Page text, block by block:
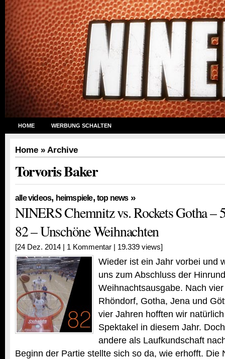
HOME WERBUNG SCHALTEN
Home » Archive
Torvoris Baker
alle videos, heimspiele, top news»
NINERS Chemnitz vs. Rockets Gotha –
82 – Unschöne Weihnachten
[24 Dez. 2014 | 1 Kommentar | 19.339 views]
Wieder ist ein Jahr vorbei und
uns zum Abschluss der
Weihnachtsausgabe. Nach
Rhöndorf, Gotha, Jena und
vier Jahren hofften wir
Spektakel in diesem Jahr.
andere als Laufkundschaft
Beginn der Partie stellte sich so da, wie erhofft. Die